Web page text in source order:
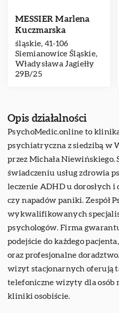
MESSIER Marlena
Kuczmarska
śląskie, 41-106
Siemianowice Śląskie,
Władysława Jagiełły
29B/25
Opis działalności
PsychoMedic.online to
psychiatryczna z siedzibą w
przez Michała Niewińskiego.
świadczeniu usług zdrowia
leczenie ADHD u dorosłych i
czy napadów paniki. Zespół
wykwalifikowanych
psychologów. Firma
podejście do każdego
oraz profesjonalne
wizyt stacjonarnych oferują
telefoniczne wizyty dla osób
kliniki osobiście.